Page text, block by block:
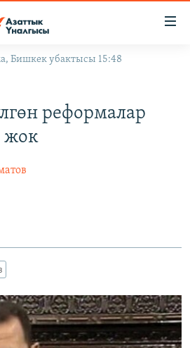
Бишкек убактысы 15:48
реформалар
жок